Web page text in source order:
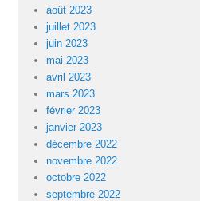
août 2023
juillet 2023
juin 2023
mai 2023
avril 2023
mars 2023
février 2023
janvier 2023
décembre 2022
novembre 2022
octobre 2022
septembre 2022